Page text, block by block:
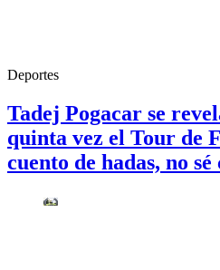
Deportes
Tadej Pogacar se
quinta vez el Tour de
cuento de hadas, no